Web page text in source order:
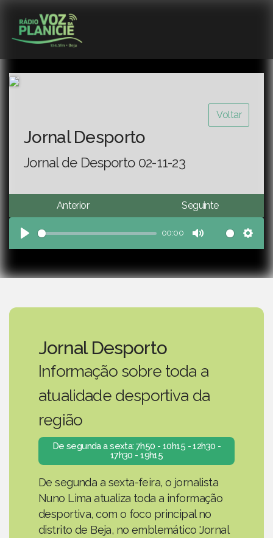
Voltar
Jornal Desporto
Jornal de Desporto 02-11-23
Anterior Seguinte
Play
00:00
Mute
Jornal Desporto
Informação sobre toda a
atualidade desportiva da
região
De segunda a sexta: 7h50 - 10h15 - 12h30 -
17h30 - 19h15
De segunda a sexta-feira, o jornalista
Nuno Lima atualiza toda a informação
desportiva, com o foco principal no
distrito de Beja, no emblemático 'Jornal